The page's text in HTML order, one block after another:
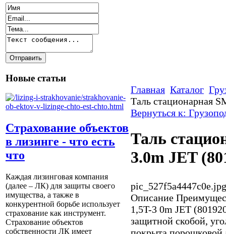
Новые статьи
Страхование объектов
в лизинге - что есть
что
Каждая лизинговая компания
(далее – ЛК) для защиты своего
имущества, а также в
конкурентной борьбе использует
страхование как инструмент.
Страхование объектов
собственности ЛК имеет
Главная Каталог
Таль стационарная
Вернуться к:
Таль
3.0m JET
pic_527f5a4447c0e.jpg
Описание
1,5T-3 0m JET
защитной скобой,